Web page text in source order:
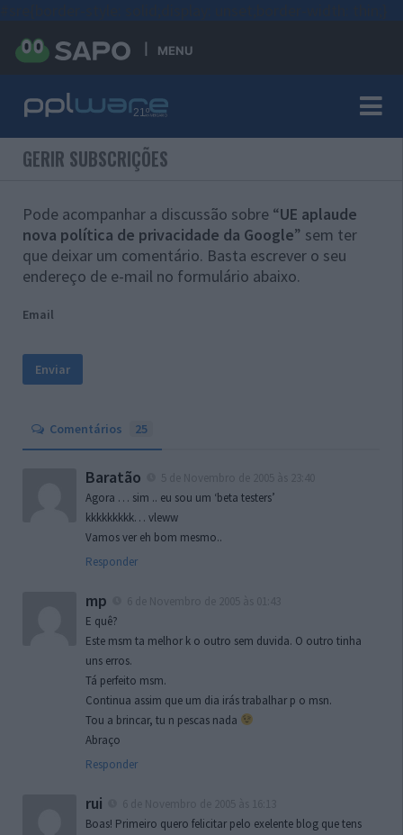
MENU
GERIR SUBSCRIÇÕES
Pode acompanhar a discussão sobre “UE aplaude
nova política de privacidade da Google” sem ter
que deixar um comentário. Basta escrever o seu
endereço de e-mail no formulário abaixo.
Email
Comentários 25
Baratão
Agora … sim .. eu sou um ‘beta testers’
kkkkkkkkk… vleww
Vamos ver eh bom mesmo..
Responder
mp
E quê?
Este msm ta melhor k o outro sem duvida. O outro tinha
uns erros.
Tá perfeito msm.
Continua assim que um dia irás trabalhar p o msn.
Tou a brincar, tu n pescas nada
Abraço
Responder
rui
Boas! Primeiro quero felicitar pelo exelente blog que tens